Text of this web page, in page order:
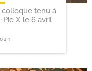
tenu à
Pie X le 6 avril